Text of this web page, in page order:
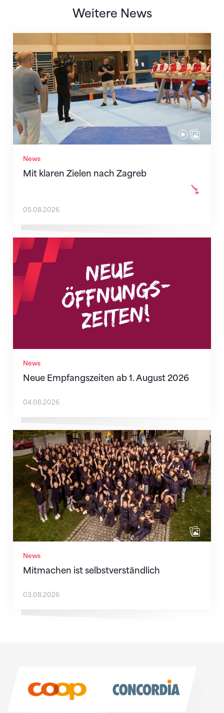
Weitere News
News
Mit klaren Zielen nach Zagreb
Mit klaren Zielen nach Zagreb
05.08.2026
News
Neue Empfangszeiten ab 1. August 2026
Neue Empfangszeiten ab 1. August 2026
04.08.2026
News
Mitmachen ist selbstverständlich
Mitmachen ist selbstverständlich
03.08.2026